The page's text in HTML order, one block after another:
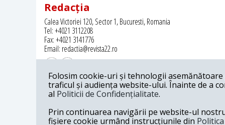
Redacția
Calea Victoriei 120, Sector 1, Bucuresti, Romania
Tel: +4021 3112208
Fax: +4021 3141776
Email: redactia@revista22.ro
Revista 22 este editata de
Folosim cookie-uri și tehnologii
traficul și audiența website-ului. Înainte de a
al Politicii de Confidențialitate.
Prin continuarea navigării pe website-ul
fișiere cookie urmând instrucțiunile din